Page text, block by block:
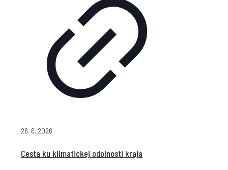
26. 6. 2026
Cesta ku klimatickej odolnosti kraja